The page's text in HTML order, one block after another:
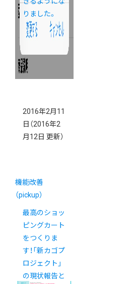
りました。
2016年2月11
日 （2016年2
月12日 更新）
機能改善
（pickup）
最高のショッ
ピングカート
をつくりま
す！「新カゴプ
ロジェクト」
の現状報告と